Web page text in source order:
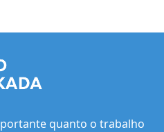
quanto o trabalho